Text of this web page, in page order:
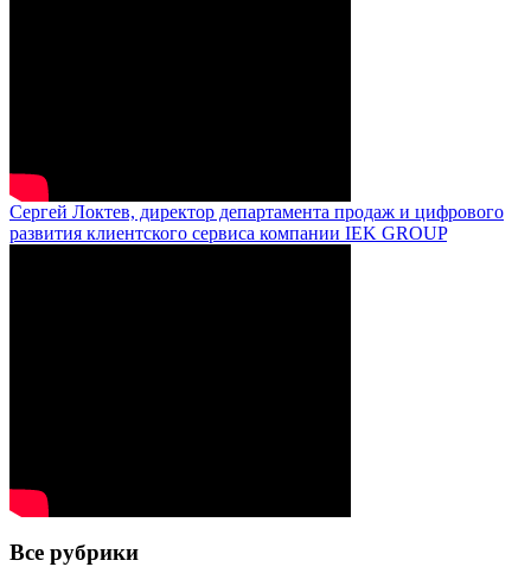
Сергей Локтев, директор департамента продаж и цифрового
развития клиентского сервиса компании IEK GROUP
Все рубрики